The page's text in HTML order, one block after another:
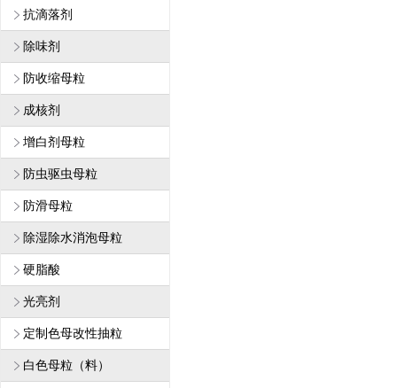
抗滴落剂
除味剂
防收缩母粒
成核剂
增白剂母粒
防虫驱虫母粒
防滑母粒
除湿除水消泡母粒
硬脂酸
光亮剂
定制色母改性抽粒
白色母粒（料）